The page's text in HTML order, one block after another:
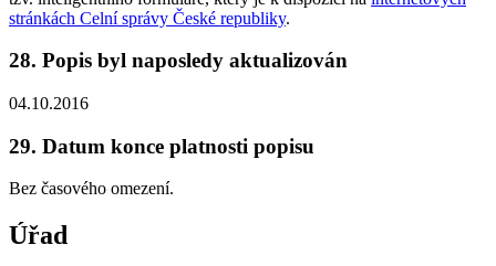
stránkách Celní správy České republiky.
28. Popis byl naposledy aktualizován
04.10.2016
29. Datum konce platnosti popisu
Bez časového omezení.
Úřad